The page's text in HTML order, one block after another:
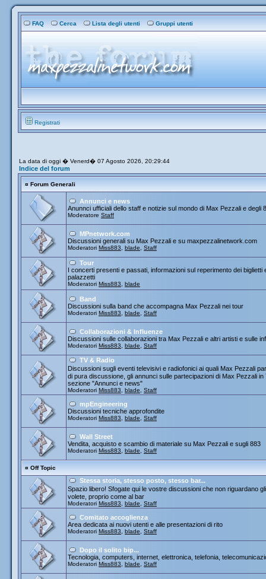
FAQ Cerca Lista degli utenti Gruppi utenti
Registrati
La data di oggi � Venerd� 07 Agosto 2026, 20:29:44
Indice del forum
¤ Forum Generali
Annunci e news
Anunnci ufficiali dello staff e notizie sul mondo di Max Pezzali e degli
Moderatore Staff
MPnetwork.com
Discussioni generali su Max Pezzali e su maxpezzalinetwork.com
Moderatori Miss883 blade Staff
Tour
I concerti presenti e passati, informazioni sul reperimento dei
palazzetti
Moderatori Miss883 blade
Band
Discussioni sulla band che accompagna Max Pezzali nei tour
Moderatori Miss883 blade Staff
Collaborazioni & Influenze
Discussioni sulle collaborazioni tra Max Pezzali e altri artisti e sulle
Moderatori Miss883 blade Staff
TV & Radio
Discussioni sugli eventi televisivi e radiofonici ai quali Max Pezzali
di pura discussione, gli annunci sulle partecipazioni di Max Pezzali
sezione "Annunci e news"
Moderatori Miss883 blade Staff
mpEngineering
Discussioni tecniche approfondite
Moderatori Miss883 blade Staff
Wall Street
Vendita, acquisto e scambio di materiale su Max Pezzali e sugli 883
Moderatori Miss883 blade Staff
¤ Off Topic
Stessa storia, stesso posto, stesso bar...
Spazio libero! Sfogate qui le vostre discussioni che non riguardano
volete, proprio come al bar
Moderatori Miss883 blade Staff
Comitato accoglienza
Area dedicata ai nuovi utenti e alle presentazioni di rito
Moderatori Miss883 blade Staff
Dopo il solito bip...
Tecnologia, computers, internet, elettronica, telefonia,
Moderatori Miss883 blade Staff